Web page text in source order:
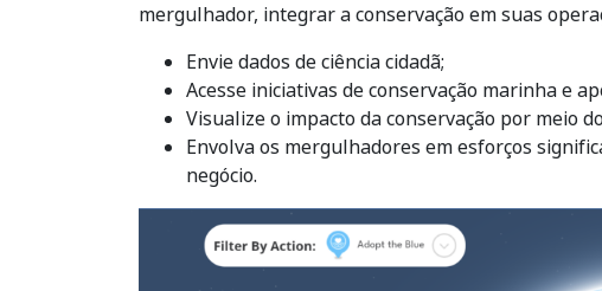
mergulhador, integrar a conservação em suas
Envie dados de ciência cidadã;
Acesse iniciativas de conservação marinha e
Visualize o impacto da conservação por meio
Envolva os mergulhadores em esforços
negócio.